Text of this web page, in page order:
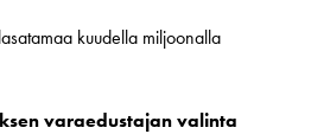
kuudella miljoonalla
varaedustajan valinta